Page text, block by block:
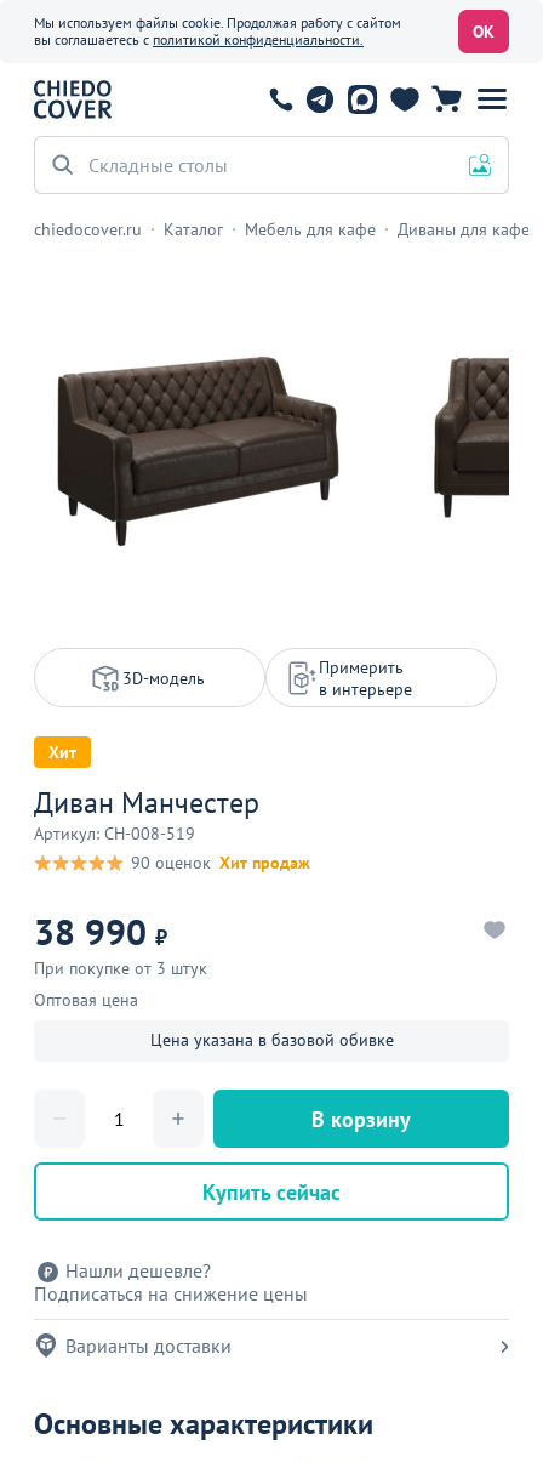
Мы используем файлы cookie. Продолжая работу с сайтом
вы соглашаетесь с политикой конфиденциальности. ОК
Складные столы
chiedocover.ru Каталог Мебель для кафе Диваны для кафе
3D-модель
Примерить
в интерьере
Хит
Диван Манчестер
Артикул: CH-008-519
90 оценок Хит продаж
38 990 ₽
При покупке от 3 штук
Оптовая цена
Цена указана в базовой обивке
В корзину
Купить сейчас
Нашли дешевле?
Подписаться на снижение цены
Варианты доставки
Основные характеристики